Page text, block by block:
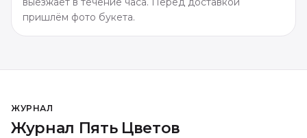
пришлём фото букета.
ЖУРНАЛ
Журнал Пять Цветов